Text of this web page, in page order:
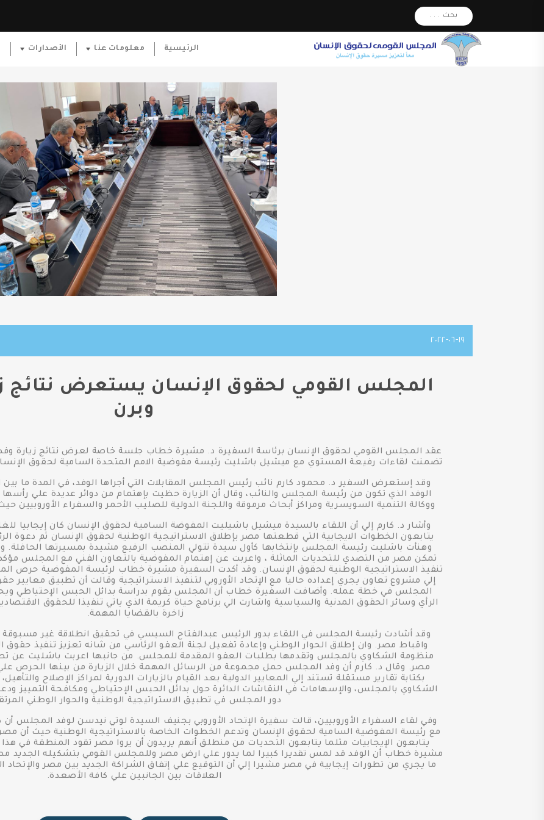
بحث . . .
الرئيسية معلومات عنا الأصدارات
١٩-٠٦-٢٠٢٢
المجلس القومي لحقوق الإنسان يستعرض نتائج
وبرن
عقد المجلس القومي لحقوق الإنسان برئاسة السفيرة د. مشيرة خطاب جلسة خاصة لعرض نتائج زيارة
تضمنت لقاءات رفيعة المستوي مع ميشيل باشليت رئيسة مفوضية الامم المتحدة السامية لحقوق الإنسان
وقد إستعرض السفير د. محمود كارم نائب رئيس المجلس المقابلات التي أجراها الوفد، في المدة ما
الوفد الذي تكون من رئيسة المجلس والنائب، وقال أن الزيارة حظيت بإهتمام من دوائر عديدة علي
ووكالة التنمية السويسرية ومراكز أبحاث مرموقة واللجنة الدولية للصليب الأحمر والسفراء الأوروبيين
وأشار د. كارم إلي أن اللقاء بالسيدة ميشيل باشيليت المفوضة السامية لحقوق الإنسان كان إيجابيا
يتابعون الخطوات الايجابية التي قطعتها مصر بإطلاق الاستراتيجية الوطنية لحقوق الإنسان ثم دعوة
وهنأت باشليت رئيسة المجلس بإنتخابها كأول سيدة تتولي المنصب الرفيع مشيدة بمسيرتها الحافلة.
تمكن مصر من التصدي للتحديات الماثلة ، واعربت عن إهتمام المفوضية بالتعاون الفني مع المجلس
تنفيذ الاستراتيجية الوطنية لحقوق الإنسان. وقد أكدت السفيرة مشيرة خطاب لرئيسة المفوضية حرص
إلي مشروع تعاون يجري إعداده حاليا مع الإتحاد الأوروبي لتنفيذ الاستراتيجية وقالت أن تطبيق معايير
المجلس في خطة عمله. وأضافت السفيرة خطاب أن المجلس يقوم بدراسة بدائل الحبس الإحتياطي
الرأي وسائر الحقوق المدنية والسياسية واشارت الي برنامج حياة كريمة الذي ياتي تنفيذا للحقوق
زاخرة بالقضايا المهمة.
وقد أشادت رئيسة المجلس في اللقاء بدور الرئيس عبدالفتاح السيسي في تحقيق انطلاقة غير مسبوقة
واقباط مصر. وان إطلاق الحوار الوطني وإعادة تفعيل لجنة العفو الرئاسي من شانه تعزيز تنفيذ
منظومة الشكاوي بالمجلس وتقدمها بطلبات العفو المقدمة للمجلس. من جانبها اعربت باشليت عن
مصر. وقال د. كارم أن وفد المجلس حمل مجموعة من الرسائل المهمة خلال الزيارة من بينها الحرص
بكتابة تقارير مستقلة تستند إلي المعايير الدولية بعد القيام بالزيارات الدورية لمراكز الإصلاح
الشكاوي بالمجلس، والإسهامات في النقاشات الدائرة حول بدائل الحبس الإحتياطي ومكافحة التمييز
دور المجلس في تطبيق الاستراتيجية الوطنية والحوار الوطني
وفي لقاء السفراء الأوروبيين، قالت سفيرة الإتحاد الأوروبي بجنيف السيدة لوتي نيدسن لوفد المجلس أن
مع رئيسة المفوضية السامية لحقوق الإنسان وتدعم الخطوات الخاصة بالاستراتيجية الوطنية حيث أن مصر
يتابعون الإيجابيات مثلما يتابعون التحديات من منطلق أنهم يريدون أن يروا مصر تقود المنطقة في
مشيرة خطاب أن الوفد قد لمس تقديرا كبيرا لما يدور علي ارض مصر وللمجلس القومي بتشكيله الجديد
ما يجري من تطورات إيجابية في مصر مشيرا إلي أن التوقيع علي إتفاق الشراكة الجديد بين مصر والإتحاد
العلاقات بين الجانبين علي كافة الأصعدة.